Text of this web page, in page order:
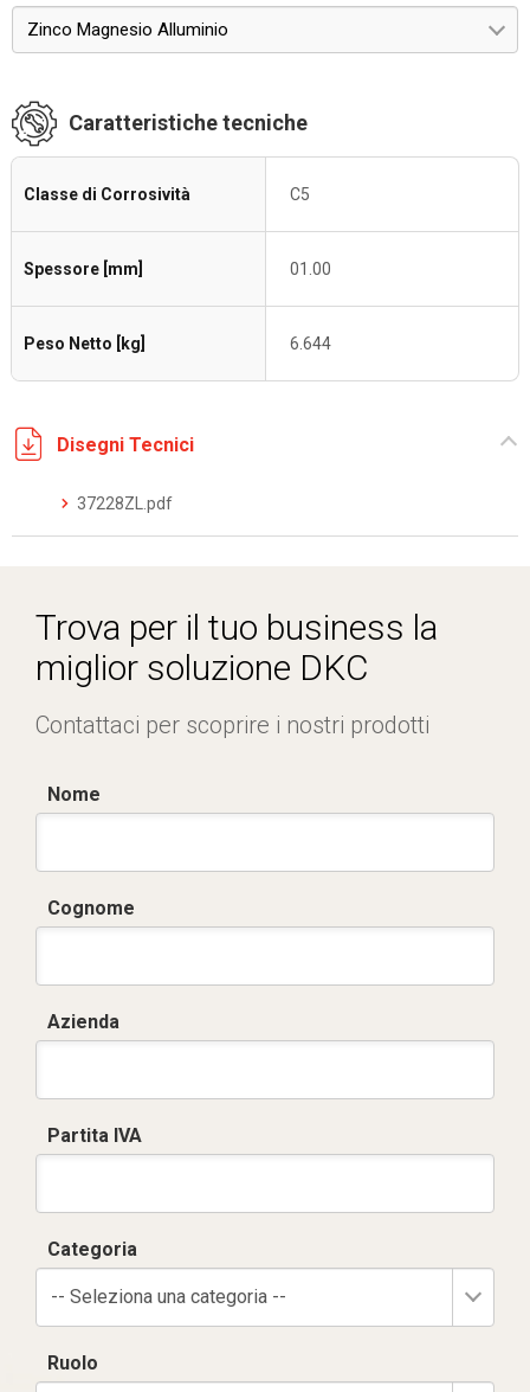
Zinco Magnesio Alluminio
Caratteristiche tecniche
Classe di Corrosività C5
Spessore [mm] 01.00
Peso Netto [kg] 6.644
Disegni Tecnici
37228ZL.pdf
Trova per il tuo business la
miglior soluzione DKC
Contattaci per scoprire i nostri prodotti
Nome
Cognome
Azienda
Partita IVA
Categoria
-- Seleziona una categoria --
Ruolo